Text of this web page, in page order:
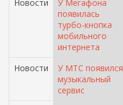
Новости
У Мегафона
появилась
турбо-кнопка
мобильного
интернета
Новости
У МТС появился
музыкальный
сервис